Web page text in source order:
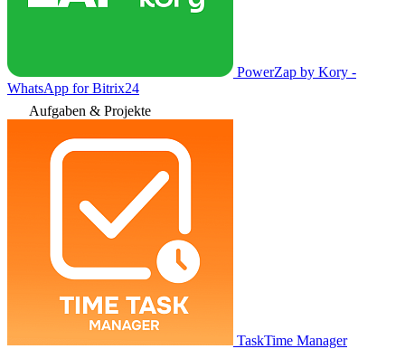
PowerZap by Kory -
WhatsApp for Bitrix24
Aufgaben & Projekte
TaskTime Manager